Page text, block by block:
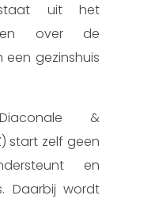
uit het
over de
een gezinshuis
&
start zelf geen
en
Daarbij wordt